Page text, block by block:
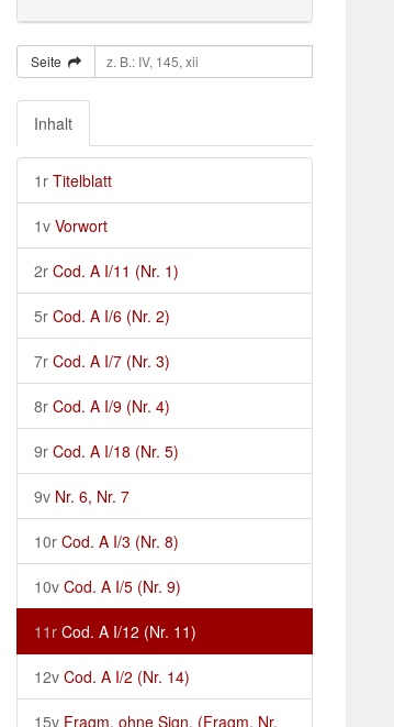
Seite
Inhalt
1r Titelblatt
1v Vorwort
2r Cod. A I/11 (Nr. 1)
5r Cod. A I/6 (Nr. 2)
7r Cod. A I/7 (Nr. 3)
8r Cod. A I/9 (Nr. 4)
9r Cod. A I/18 (Nr. 5)
9v Nr. 6, Nr. 7
10r Cod. A I/3 (Nr. 8)
10v Cod. A I/5 (Nr. 9)
11r Cod. A I/12 (Nr. 11)
12v Cod. A I/2 (Nr. 14)
15v Fragm. ohne Sign. (Fragm. Nr.